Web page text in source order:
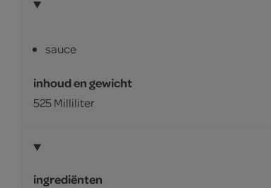
sauce
inhoud en gewicht
525 Milliliter
ingrediënten